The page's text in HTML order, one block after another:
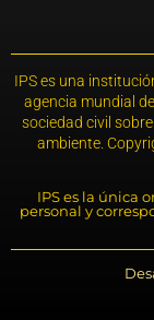
IPS es una
agencia mundial
sociedad civil
ambiente.
IPS es la única
personal y